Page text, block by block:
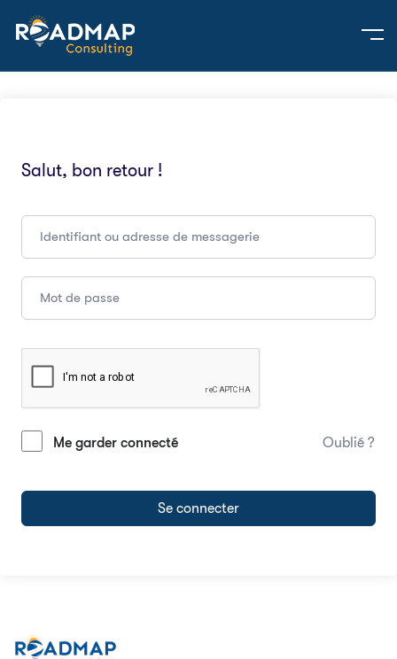
Salut, bon retour !
Me garder connecté Oublié ?
Se connecter